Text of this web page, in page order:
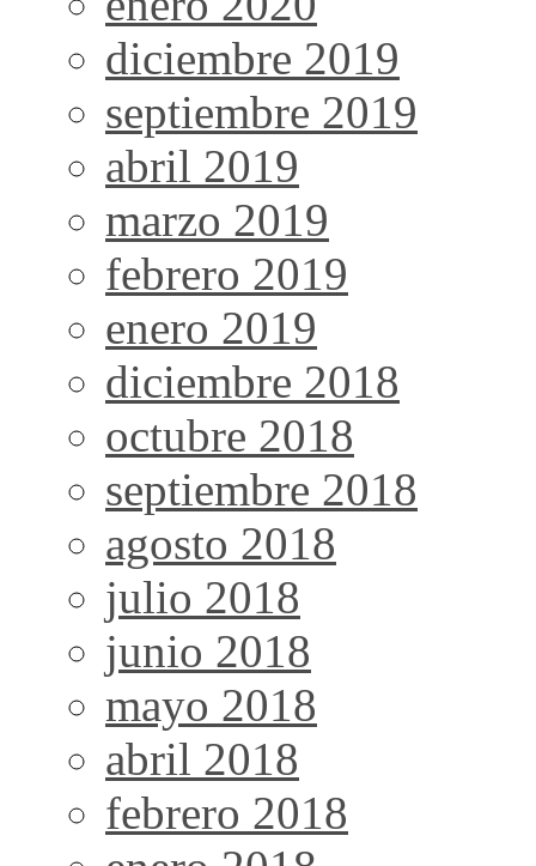
diciembre 2019
septiembre 2019
abril 2019
marzo 2019
febrero 2019
enero 2019
diciembre 2018
octubre 2018
septiembre 2018
agosto 2018
julio 2018
junio 2018
mayo 2018
abril 2018
febrero 2018